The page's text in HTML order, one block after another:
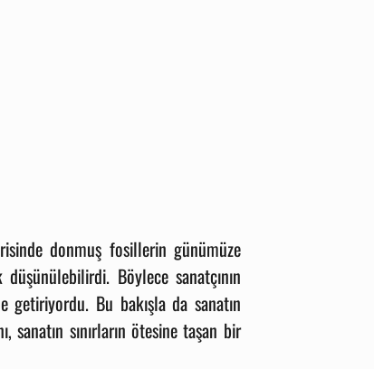
donmuş fosillerin günümüze
Böylece sanatçının
Bu bakışla da sanatın
sanatın sınırların ötesine taşan bir